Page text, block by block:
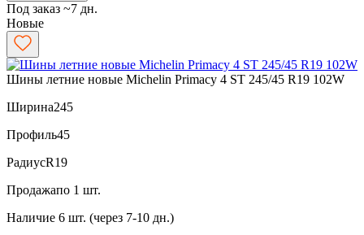
Под заказ ~7 дн.
Новые
Шины летние новые Michelin Primacy 4 ST 245/45 R19 102W
Ширина245
Профиль45
РадиусR19
Продажапо 1 шт.
Наличие 6 шт. (через 7-10 дн.)